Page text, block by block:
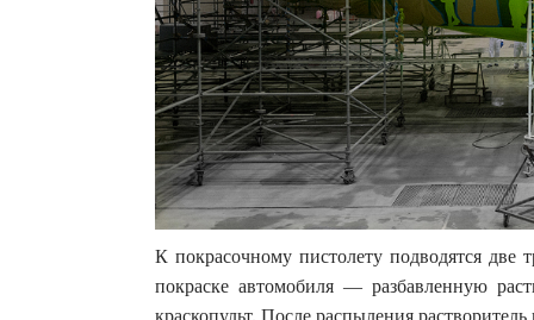
К покрасочному пистолету подводятся
покраске автомобиля — разбавленную
краскопульт. После распыления растворитель